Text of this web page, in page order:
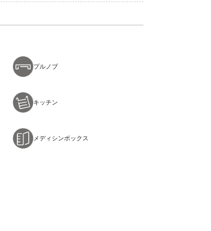
プルノブ
キッチン
メディシンボックス